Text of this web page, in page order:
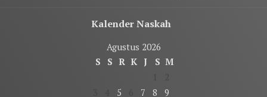
Kalender Naskah
Agustus 2026
S
S R K J S M
5 7 8
9